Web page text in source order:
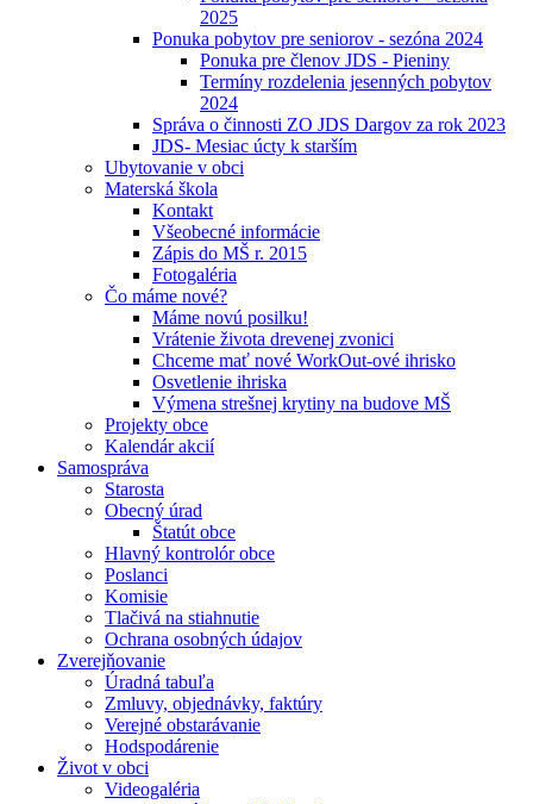
2025
Ponuka pobytov pre seniorov - sezóna 2024
Ponuka pre členov JDS - Pieniny
Termíny rozdelenia jesenných pobytov
2024
Správa o činnosti ZO JDS Dargov za rok 2023
JDS- Mesiac úcty k starším
Ubytovanie v obci
Materská škola
Kontakt
Všeobecné informácie
Zápis do MŠ r. 2015
Fotogaléria
Čo máme nové?
Máme novú posilku!
Vrátenie života drevenej zvonici
Chceme mať nové WorkOut-ové ihrisko
Osvetlenie ihriska
Výmena strešnej krytiny na budove MŠ
Projekty obce
Kalendár akcií
Samospráva
Starosta
Obecný úrad
Štatút obce
Hlavný kontrolór obce
Poslanci
Komisie
Tlačivá na stiahnutie
Ochrana osobných údajov
Zverejňovanie
Úradná tabuľa
Zmluvy, objednávky, faktúry
Verejné obstarávanie
Hodspodárenie
Život v obci
Videogaléria